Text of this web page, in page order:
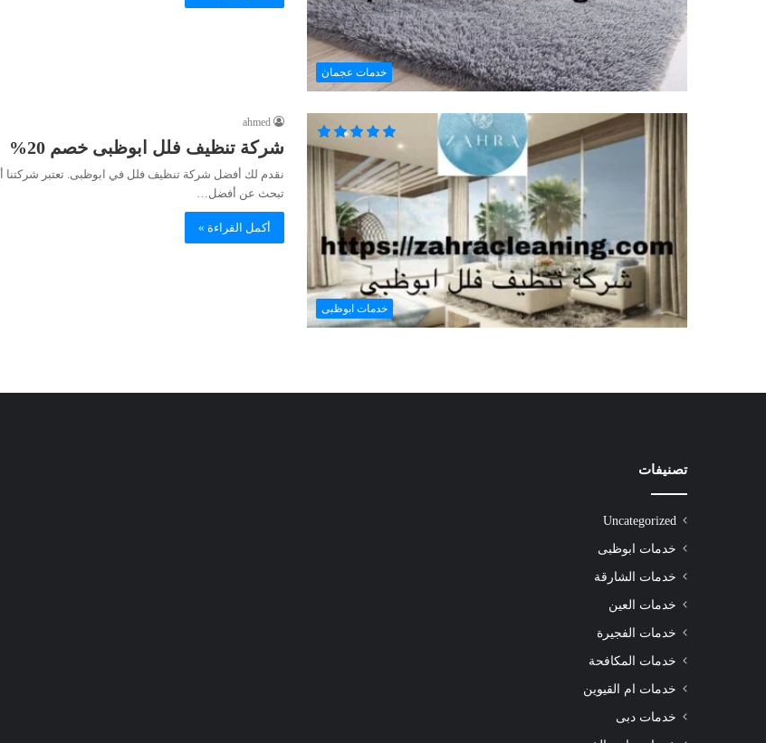
خدمات عجمان
خدمات ابوظبى
ahmed
شركة تنظيف فلل ابوظبى خصم 20%
نقدم لك أفضل شركة تنظيف فلل في ابوظبى. تعتبر شركتنا
تبحث عن أفضل…
أكمل القراءة »
تصنيفات
Uncategorized
خدمات ابوظبى
خدمات الشارقة
خدمات العين
خدمات الفجيرة
خدمات المكافحة
خدمات ام القيوين
خدمات دبى
الشارقة
|0508872055|
شركة تنظيف سجاد الشارقة |0508872055|